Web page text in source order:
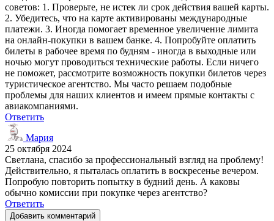
советов: 1. Проверьте, не истек ли срок действия вашей карты.
2. Убедитесь, что на карте активированы международные
платежи. 3. Иногда помогает временное увеличение лимита
на онлайн-покупки в вашем банке. 4. Попробуйте оплатить
билеты в рабочее время по будням - иногда в выходные или
ночью могут проводиться технические работы. Если ничего
не поможет, рассмотрите возможность покупки билетов через
туристическое агентство. Мы часто решаем подобные
проблемы для наших клиентов и имеем прямые контакты с
авиакомпаниями.
Ответить
Мария
25 октября 2024
Светлана, спасибо за профессиональный взгляд на проблему!
Действительно, я пыталась оплатить в воскресенье вечером.
Попробую повторить попытку в будний день. А каковы
обычно комиссии при покупке через агентство?
Ответить
Добавить комментарий